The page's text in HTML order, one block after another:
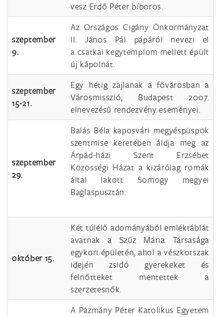
vesz Erdő Péter bíboros.
szeptember
9.
Az Országos Cigány Önkormányzat
II. János Pál pápáról nevezi el
a csatkai kegytemplom mellett épült
új kápolnát.
szeptember
15-21.
Egy hétig zajlanak a fővárosban a
Városmisszió, Budapest 2007.
elnevezésű rendezvény eseményei.
szeptember
29.
Balás Béla kaposvári megyéspüspök
szentmise keretében áldja meg az
Árpád-házi Szent Erzsébet
Közösségi Házat a kizárólag romák
által lakott Somogy megyei
Baglaspusztán.
október 15.
Két túlélő adományából emléktáblát
avatnak a Szűz Mária Társasága
egykori épületén, ahol a vészkorszak
idején zsidó gyerekeket és
felnőtteket mentettek a
szerzetesnők.
A Pázmány Péter Katolikus Egyetem